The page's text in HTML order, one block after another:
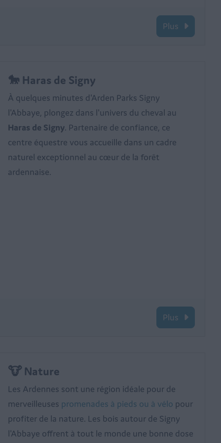
Plus
🐎 Haras de Signy
À quelques minutes d'Arden Parks Signy
l'Abbaye, plongez dans l'univers du cheval au
Haras de Signy. Partenaire de confiance, ce
centre équestre vous accueille dans un cadre
naturel exceptionnel au cœur de la forêt
ardennaise.
Plus
🐮 Nature
Les Ardennes sont une région idéale pour de
merveilleuses promenades à pieds ou à vélo pour
profiter de la nature. Les bois autour de Signy
l'Abbaye offrent à tout le monde une bonne dose